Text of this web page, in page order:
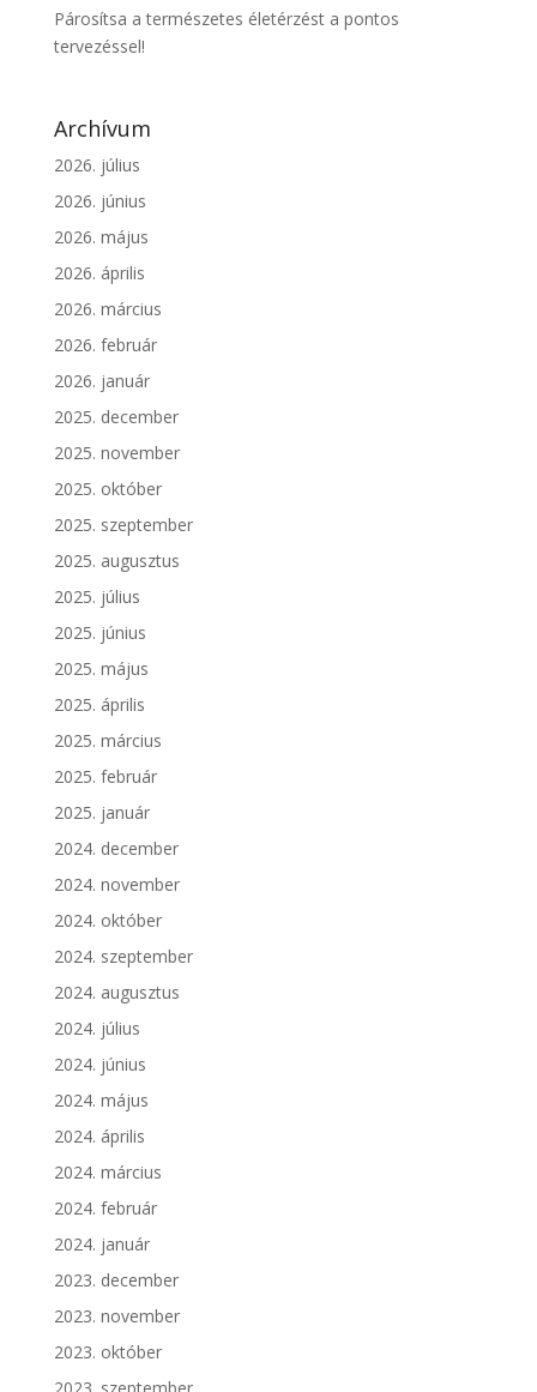
Párosítsa a természetes életérzést a pontos
tervezéssel!
Archívum
2026. július
2026. június
2026. május
2026. április
2026. március
2026. február
2026. január
2025. december
2025. november
2025. október
2025. szeptember
2025. augusztus
2025. július
2025. június
2025. május
2025. április
2025. március
2025. február
2025. január
2024. december
2024. november
2024. október
2024. szeptember
2024. augusztus
2024. július
2024. június
2024. május
2024. április
2024. március
2024. február
2024. január
2023. december
2023. november
2023. október